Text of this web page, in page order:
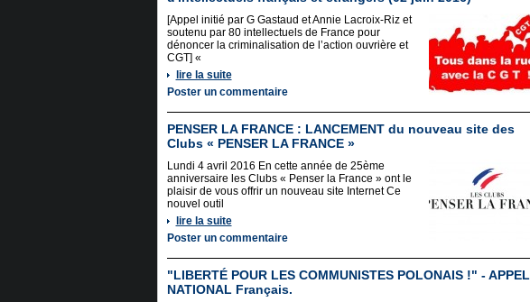
[Appel initié par G Gastaud et Annie Lacroix-Riz et
soutenu par 80 intellectuels de France pour
dénoncer la criminalisation de l’action ouvrière et
CGT] «
lire la suite
Poster un commentaire
PENSER LA FRANCE : LANCEMENT du nouveau site des
Clubs « PENSER LA FRANCE »
Lundi 4 avril 2016 En cette année de 25ème
anniversaire les Clubs « Penser la France » ont le
plaisir de vous offrir un nouveau site Internet Ce
nouvel outil
lire la suite
Poster un commentaire
"LIBERTÉ POUR LES COMMUNISTES POLONAIS !" - APPEL
NATIONAL Français.